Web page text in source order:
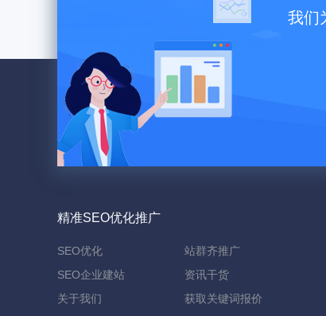
我们
精准SEO优化推广
SEO优化
站群齐推广
SEO企业建站
资讯干货
关于我们
获取关键词报价